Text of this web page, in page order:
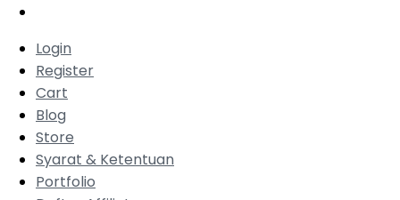
Login
Register
Cart
Blog
Store
Syarat & Ketentuan
Portfolio